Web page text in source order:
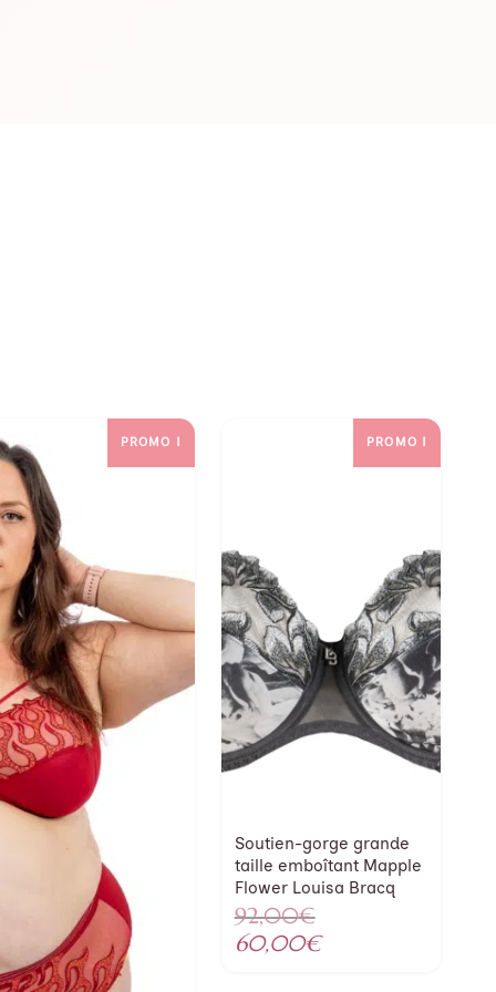
PROMO !
Soutien-gorge grande
taille emboîtant Mapple
Flower Louisa Bracq
92,00€
60,00€Le
PROMO !